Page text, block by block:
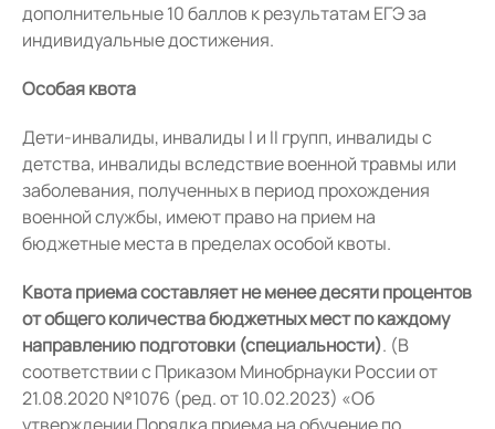
дополнительные 10 баллов к результатам ЕГЭ за
индивидуальные достижения.
Особая квота
Дети-инвалиды, инвалиды I и II групп, инвалиды с
детства, инвалиды вследствие военной травмы или
заболевания, полученных в период прохождения
военной службы, имеют право на прием на
бюджетные места в пределах особой квоты.
Квота приема составляет не менее десяти процентов
от общего количества бюджетных мест по каждому
направлению подготовки (специальности). (В
соответствии с Приказом Минобрнауки России от
21.08.2020 №1076 (ред. от 10.02.2023) «Об